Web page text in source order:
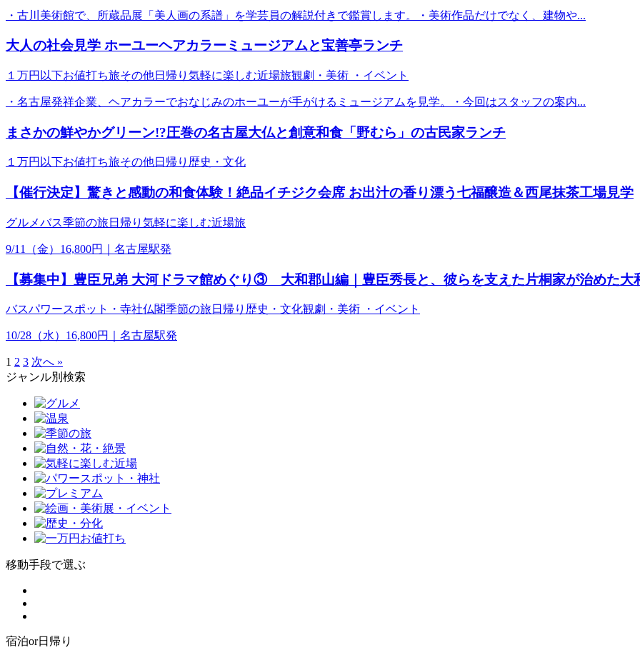
・古川美術館で、所蔵品展「美人画の系譜」を学芸員の解説付きで鑑賞します。・美術作品だけでなく、建物や...
大人の社会見学 ホーユーヘアカラーミュージアムと宝善亭ランチ
１万円以下お値打ち旅その他日帰り 気軽に楽しむ近場旅観劇・美術 ・イベント
・名古屋発祥企業、ヘアカラーでおなじみのホーユーが手がけるミュージアムを見学。・今回はスタッフの案内...
まさかの鮮やかグリーン!?圧巻の名古屋大仏と創意和食「野むら」の古民家ランチ
１万円以下お値打ち旅その他日帰り 歴史・文化
【催行決定】驚きと感動の和食体験！絶品イチジク会席 お出汁の香り漂う七福醸造＆西尾抹茶工場見学
グルメバス季節の旅 日帰り 気軽に楽しむ近場旅
9/11（金）16,800円｜名古屋駅発
【募集中】豊臣兄弟 大河ドラマ館めぐり③ 大和郡山編｜豊臣秀長と、彼らを支えた片桐家が治めた大
バスパワースポット・寺社仏閣季節の旅 日帰り 歴史・文化観劇・美術 ・イベント
10/28（水）16,800円｜名古屋駅発
1 2 3 次へ »
ジャンル別検索
移動手段で選ぶ
宿泊or日帰り